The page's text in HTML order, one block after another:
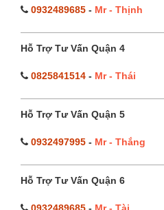
0932489685 - Mr - Thịnh
Hỗ Trợ Tư Vấn Quận 4
0825841514 - Mr - Thái
Hỗ Trợ Tư Vấn Quận 5
0932497995 - Mr - Thắng
Hỗ Trợ Tư Vấn Quận 6
0932489685 - Mr - Tài